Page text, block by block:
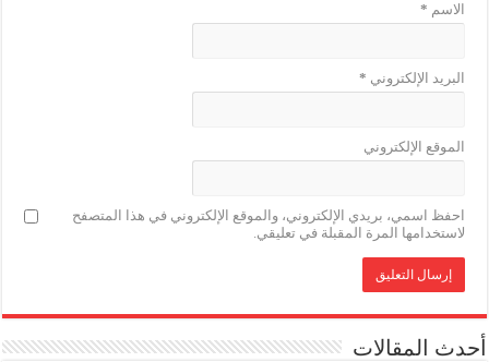
الاسم *
البريد الإلكتروني *
الموقع الإلكتروني
احفظ اسمي، بريدي الإلكتروني، والموقع الإلكتروني في هذا المتصفح
لاستخدامها المرة المقبلة في تعليقي.
أحدث المقالات